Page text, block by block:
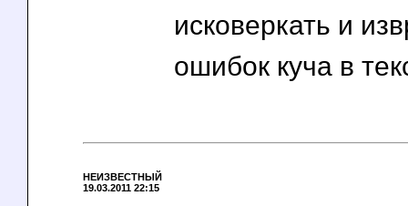
исковеркать и
ошибок куча в
НЕИЗВЕСТНЫЙ
19.03.2011 22:15